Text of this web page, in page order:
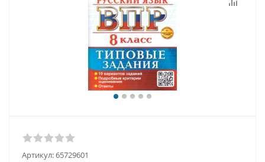
Артикул:65729601